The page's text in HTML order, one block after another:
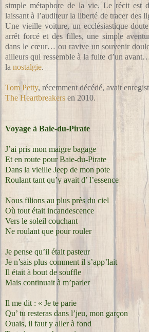
simple métaphore de la vie. Le récit est
laissant à l’auditeur la liberté de tracer des
Une vieille voiture, un ecclésiastique
arrêt forcé et des filles, une simple
dans le cœur… ou ravive un souvenir
ailleurs qui ressemble à la fuite d’un
la nostalgie.
Tom Petty, récemment décédé, avait
The Heartbreakers en 2010.
Voyage à Baie-du-Pirate
J’ai pris mon maigre bagage
Et en route pour Baie-du-Pirate
Dans la vieille Jeep de mon pote
Roulant tant qu’y avait d’ l’essence
Nous filions au plus près du ciel
Où tout était incandescence
Vers le soleil couchant
Ne roulant que pour rouler
Je pense qu’il était pasteur
Je n’sais plus comment il s’app’lait
Il était à bout de souffle
Mais continuait à m’parler
Il me dit : « Je te parie
Qu’ tu resteras dans l’jeu, mon garçon
Ouais, il faut y aller à fond